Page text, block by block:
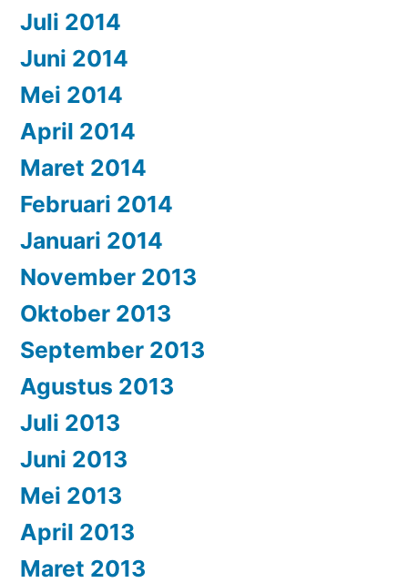
Juli 2014
Juni 2014
Mei 2014
April 2014
Maret 2014
Februari 2014
Januari 2014
November 2013
Oktober 2013
September 2013
Agustus 2013
Juli 2013
Juni 2013
Mei 2013
April 2013
Maret 2013